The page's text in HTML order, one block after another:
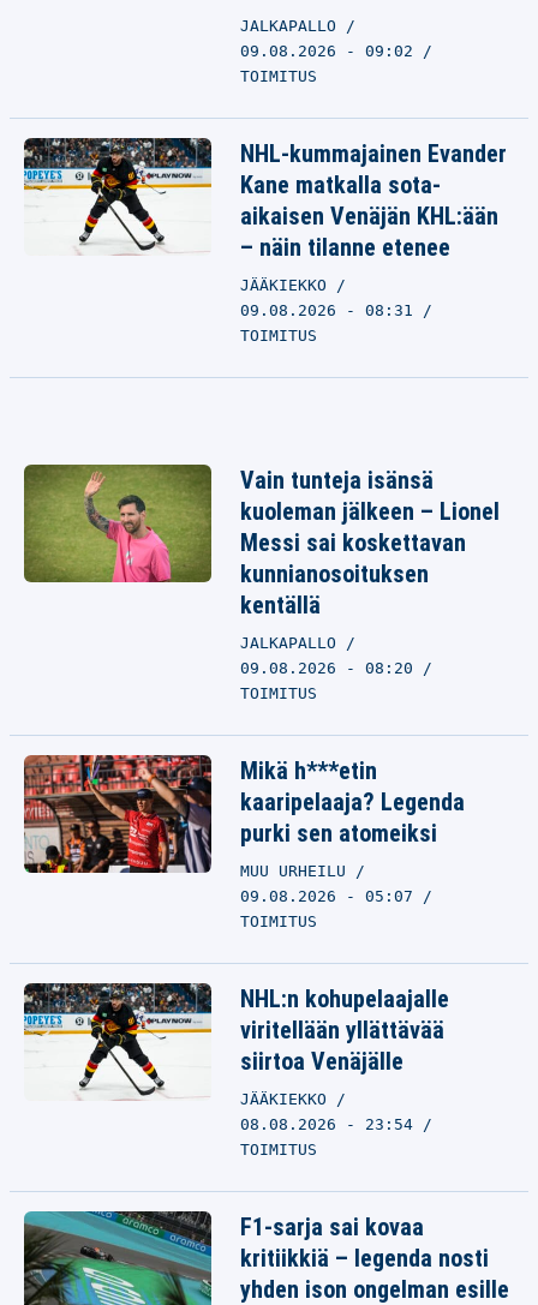
JALKAPALLO
09.08.2026 - 09:02
TOIMITUS
NHL-kummajainen Evander
Kane matkalla sota-
aikaisen Venäjän KHL:ään
– näin tilanne etenee
JÄÄKIEKKO
09.08.2026 - 08:31
TOIMITUS
Vain tunteja isänsä
kuoleman jälkeen – Lionel
Messi sai koskettavan
kunnianosoituksen
kentällä
JALKAPALLO
09.08.2026 - 08:20
TOIMITUS
Mikä h***etin
kaaripelaaja? Legenda
purki sen atomeiksi
MUU URHEILU
09.08.2026 - 05:07
TOIMITUS
NHL:n kohupelaajalle
viritellään yllättävää
siirtoa Venäjälle
JÄÄKIEKKO
08.08.2026 - 23:54
TOIMITUS
F1-sarja sai kovaa
kritiikkiä – legenda nosti
yhden ison ongelman esille